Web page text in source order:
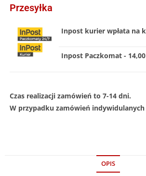
Przesyłka
Inpost kurier wpłata na
Inpost Paczkomat - 14,00
Czas realizacji zamówień to 7-14 dni.
W przypadku zamówień indywidulanych
OPIS